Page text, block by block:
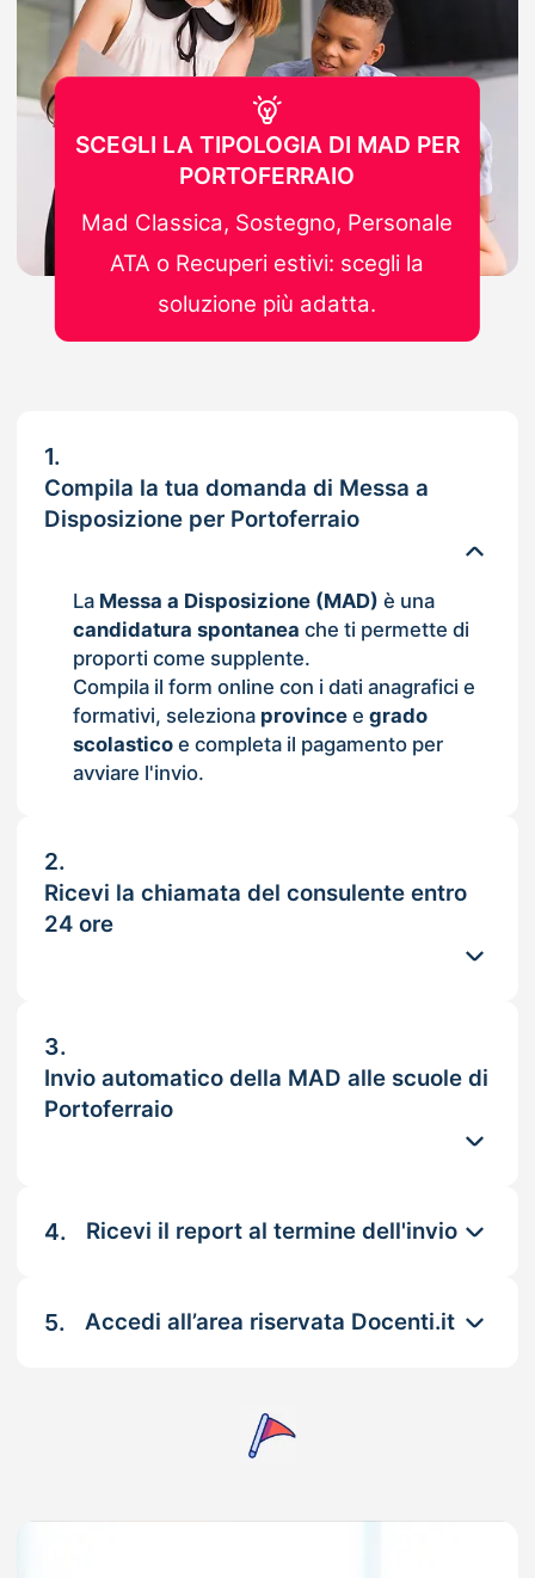
1.
Compila la tua domanda di Messa a
Disposizione per Portoferraio
La Messa a Disposizione (MAD) è una
candidatura spontanea che ti permette di
proporti come supplente.
Compila il form online con i dati anagrafici e
formativi, seleziona provincee grado
scolasticoe completa il pagamento per
avviare l'invio.
2.
Ricevi la chiamata del consulente entro
24 ore
3.
Invio automatico della MAD alle scuole di
Portoferraio
4. Ricevi il report al termine dell'invio
5. Accedi all’area riservata Docenti.it
SCEGLI LA TIPOLOGIA DI MAD PER
PORTOFERRAIO
Mad Classica, Sostegno, Personale
ATA o Recuperi estivi: scegli la
soluzione più adatta.